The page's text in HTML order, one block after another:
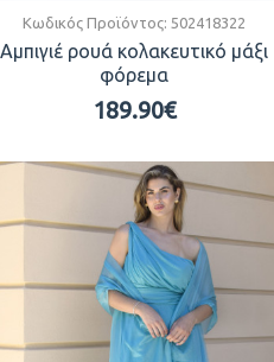
Κωδικός Προϊόντος: 502418322
Αμπιγιέ ρουά κολακευτικό μάξι
φόρεμα
189.90€